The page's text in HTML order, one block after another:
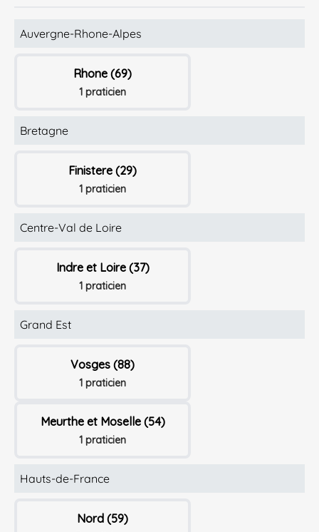
Auvergne-Rhone-Alpes
Rhone (69)
1 praticien
Bretagne
Finistere (29)
1 praticien
Centre-Val de Loire
Indre et Loire (37)
1 praticien
Grand Est
Vosges (88)
1 praticien
Meurthe et Moselle (54)
1 praticien
Hauts-de-France
Nord (59)